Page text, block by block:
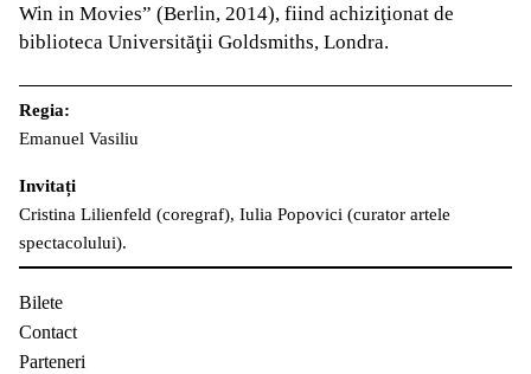
Win in Movies” (Berlin, 2014), fiind achiziţionat de
biblioteca Universităţii Goldsmiths, Londra.
Regia:
Emanuel Vasiliu
Invitați
Cristina Lilienfeld (coregraf), Iulia Popovici (curator artele
spectacolului).
Bilete
Contact
Parteneri